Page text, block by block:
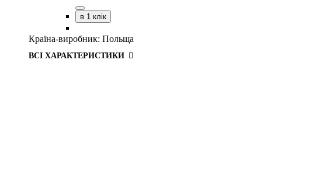
в 1 клік
Країна-виробник: Польща
ВСІ ХАРАКТЕРИСТИКИ